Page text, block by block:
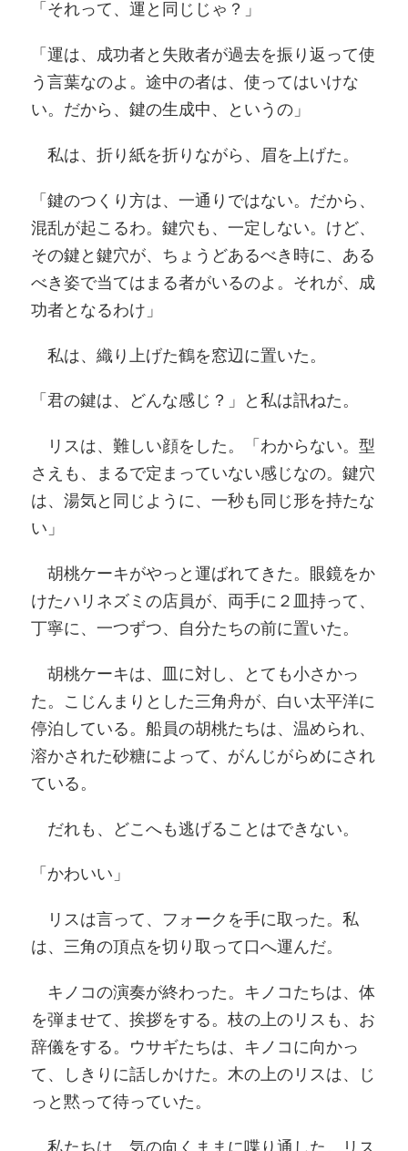
「それって、運と同じじゃ？」
「運は、成功者と失敗者が過去を振り返って使
う言葉なのよ。途中の者は、使ってはいけな
い。だから、鍵の生成中、というの」
私は、折り紙を折りながら、眉を上げた。
「鍵のつくり方は、一通りではない。だから、
混乱が起こるわ。鍵穴も、一定しない。けど、
その鍵と鍵穴が、ちょうどあるべき時に、ある
べき姿で当てはまる者がいるのよ。それが、成
功者となるわけ」
私は、織り上げた鶴を窓辺に置いた。
「君の鍵は、どんな感じ？」と私は訊ねた。
リスは、難しい顔をした。「わからない。型
さえも、まるで定まっていない感じなの。鍵穴
は、湯気と同じように、一秒も同じ形を持たな
い」
胡桃ケーキがやっと運ばれてきた。眼鏡をか
けたハリネズミの店員が、両手に２皿持って、
丁寧に、一つずつ、自分たちの前に置いた。
胡桃ケーキは、皿に対し、とても小さかっ
た。こじんまりとした三角舟が、白い太平洋に
停泊している。船員の胡桃たちは、温められ、
溶かされた砂糖によって、がんじがらめにされ
ている。
だれも、どこへも逃げることはできない。
「かわいい」
リスは言って、フォークを手に取った。私
は、三角の頂点を切り取って口へ運んだ。
キノコの演奏が終わった。キノコたちは、体
を弾ませて、挨拶をする。枝の上のリスも、お
辞儀をする。ウサギたちは、キノコに向かっ
て、しきりに話しかけた。木の上のリスは、じ
っと黙って待っていた。
私たちは、気の向くままに喋り通した。リス